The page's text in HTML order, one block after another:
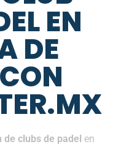
EN
DE
de clubs de padel en